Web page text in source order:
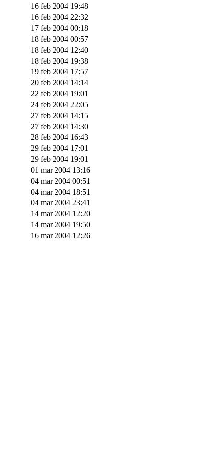
16 feb 2004 19:48
16 feb 2004 22:32
17 feb 2004 00:18
18 feb 2004 00:57
18 feb 2004 12:40
18 feb 2004 19:38
19 feb 2004 17:57
20 feb 2004 14:14
22 feb 2004 19:01
24 feb 2004 22:05
27 feb 2004 14:15
27 feb 2004 14:30
28 feb 2004 16:43
29 feb 2004 17:01
29 feb 2004 19:01
01 mar 2004 13:16
04 mar 2004 00:51
04 mar 2004 18:51
04 mar 2004 23:41
14 mar 2004 12:20
14 mar 2004 19:50
16 mar 2004 12:26